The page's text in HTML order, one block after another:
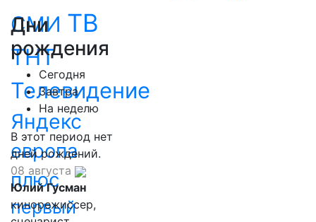
СМИ ТВ
ТНТ
Телевидение
Яндекс
европа
плюс
первый
Дни
рождения
Сегодня
Завтра
На неделю
В этот период нет
дней рождений.
08 августа
Юлий Гусман
кинорежиссер,